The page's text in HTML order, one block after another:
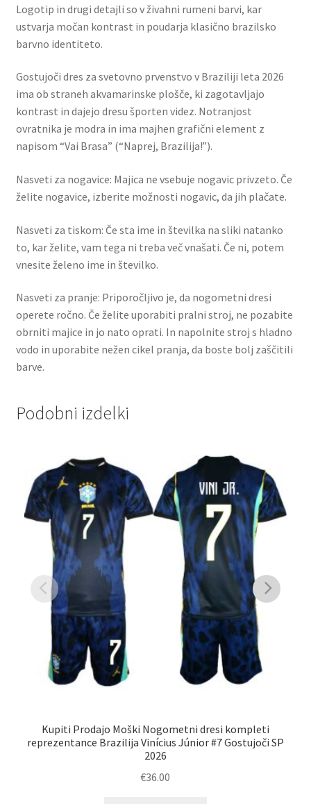
Logotip in drugi detajli so v živahni rumeni barvi, kar
ustvarja močan kontrast in poudarja klasično brazilsko
barvno identiteto.
Gostujoči dres za svetovno prvenstvo v Braziliji leta 2026
ima ob straneh akvamarinske plošče, ki zagotavljajo
kontrast in dajejo dresu športen videz. Notranjost
ovratnika je modra in ima majhen grafični element z
napisom “Vai Brasa” (“Naprej, Brazilija!”).
Nasveti za nogavice: Majica ne vsebuje nogavic privzeto. Če
želite nogavice, izberite možnosti nogavic, da jih plačate.
Nasveti za tiskom: Če sta ime in številka na sliki natanko
to, kar želite, vam tega ni treba več vnašati. Če ni, potem
vnesite želeno ime in številko.
Nasveti za pranje: Priporočljivo je, da nogometni dresi
operete ročno. Če želite uporabiti pralni stroj, ne pozabite
obrniti majice in jo nato oprati. In napolnite stroj s hladno
vodo in uporabite nežen cikel pranja, da boste bolj zaščitili
barve.
Podobni izdelki
Kupiti Prodajo Moški Nogometni dresi kompleti
reprezentance Brazilija Vinícius Júnior #7 Gostujoči SP
2026
€36.00